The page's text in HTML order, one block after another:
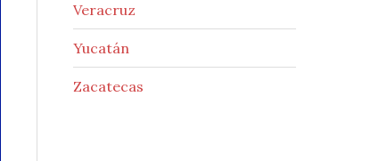
Veracruz
Yucatán
Zacatecas